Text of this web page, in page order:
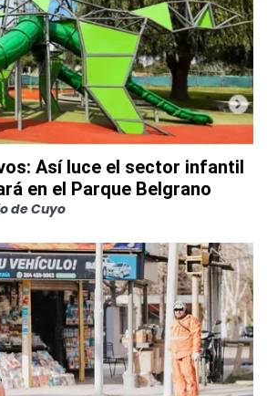
Así luce el sector infantil
en el Parque Belgrano
de Cuyo